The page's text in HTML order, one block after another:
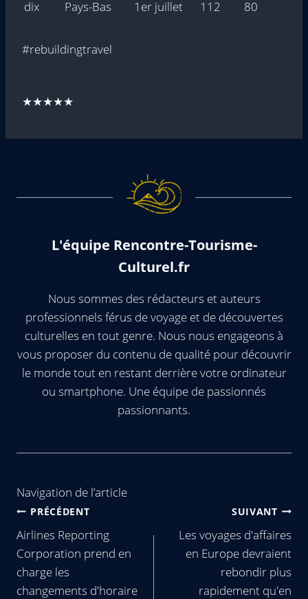
dix Pays-Bas 1er juillet 112 80
#rebuildingtravel
★★★★★
L'équipe Rencontre-Tourisme-
Culturel.fr
Nous sommes des rédacteurs et auteurs
professionnels férus de voyage et de découvertes
culturelles en tout genre. Nous nous engageons à
vous proposer du contenu de qualité pour découvrir
le monde tout en restant derrière votre ordinateur
ou smartphone. Une équipe de passionnés
passionnants.
Navigation de l’article
PRÉCÉDENT
Airlines Reporting
Corporation prend en
charge les
changements d'horaire
SUIVANT
Les voyages d'affaires
en Europe devraient
rebondir plus
rapidement qu'en